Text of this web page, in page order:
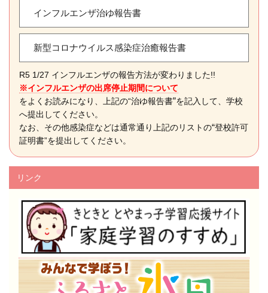
インフルエンザ治ゆ報告書
新型コロナウイルス感染症治癒報告書
R5 1/27 インフルエンザの報告方法が変わりました!!
※インフルエンザの出席停止期間について
をよくお読みになり、上記の“治ゆ報告書”を記入して、学校
へ提出してください。
なお、その他感染症などは通常通り上記のリストの“登校許可
証明書”を提出してください。
リンク